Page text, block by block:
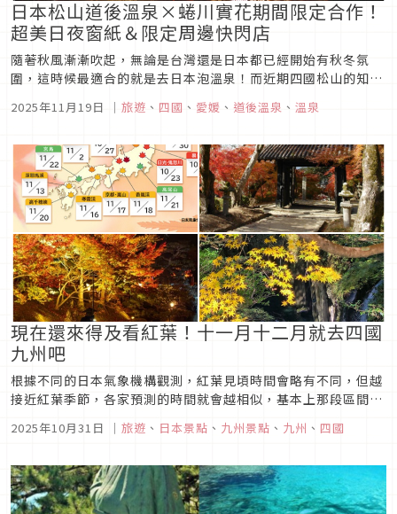
日本松山道後溫泉×蜷川實花期間限定合作！
超美日夜窗紙＆限定周邊快閃店
隨著秋風漸漸吹起，無論是台灣還是日本都已經開始有秋冬氛
圍，這時候最適合的就是去日本泡溫泉！而近期四國松山的知名
從溫泉商店街到溫泉本館都有超美的裝飾，還有限定周邊快閃
2025年11月19日 ｜ 旅遊 、 四國 、 愛媛 、 道後溫泉 、 溫泉
現在還來得及看紅葉！十一月十二月就去四國
九州吧
根據不同的日本氣象機構觀測，紅葉見頃時間會略有不同，但越
接近紅葉季節，各家預測的時間就會越相似，基本上那段區間就
地區的楓葉，沒關係！跟著我們一起來看往年四國、九州的紅葉
2025年10月31日 ｜ 旅遊 、 日本景點 、 九州景點 、 九州 、 四國